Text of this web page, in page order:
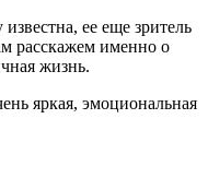
ее еще зритель
расскажем именно о
жизнь.
яркая, эмоциональная